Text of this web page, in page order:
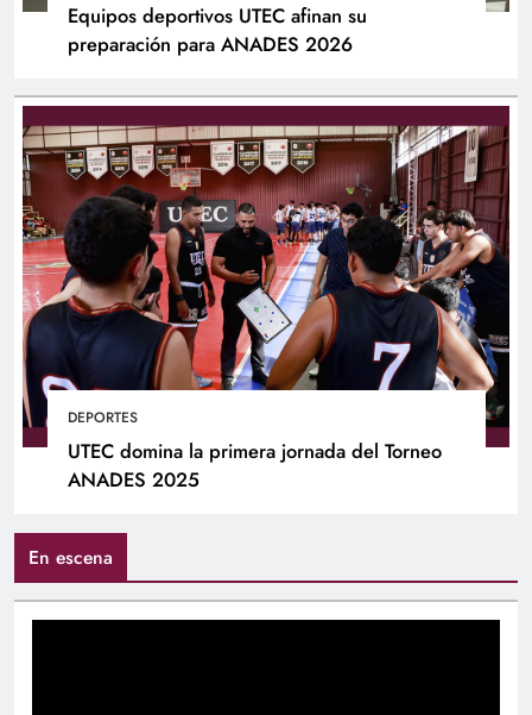
Equipos deportivos UTEC afinan su
preparación para ANADES 2026
DEPORTES
UTEC domina la primera jornada del Torneo
ANADES 2025
En escena